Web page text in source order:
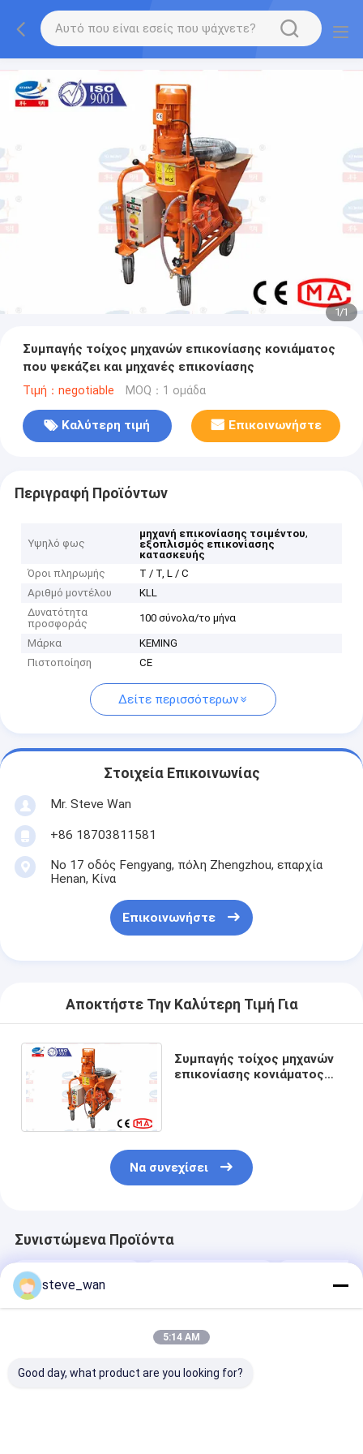
1/1
Συμπαγής τοίχος μηχανών επικονίασης κονιάματος
που ψεκάζει και μηχανές επικονίασης
Τιμή：negotiable MOQ：1 ομάδα
Καλύτερη τιμή Επικοινωνήστε
Περιγραφή Προϊόντων
Υψηλό φως
μηχανή επικονίασης τσιμέντου,
εξοπλισμός επικονίασης
κατασκευής
Όροι πληρωμής
T / T, L / C
Αριθμό μοντέλου
KLL
Δυνατότητα
προσφοράς
100 σύνολα/το μήνα
Μάρκα
KEMING
Πιστοποίηση
CE
Δείτε περισσότερων
Στοιχεία Επικοινωνίας
Mr. Steve Wan
+86 18703811581
Νο 17 οδός Fengyang, πόλη Zhengzhou, επαρχία
Henan, Κίνα
Επικοινωνήστε
Αποκτήστε Την Καλύτερη Τιμή Για
Συμπαγής τοίχος μηχανών
επικονίασης κονιάματος
Να συνεχίσει
Συνιστώμενα Προϊόντα
steve_wan
5:14 AM
Good day, what product are you looking for?